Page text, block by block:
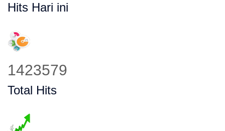
Hits Hari ini
1956689
Total Hits